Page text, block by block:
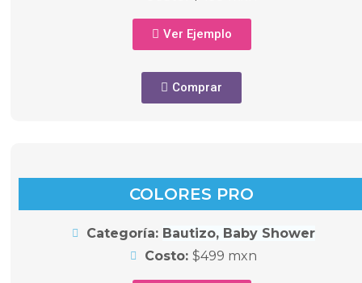
Ver Ejemplo
Comprar
COLORES PRO
Categoría: Bautizo, Baby Shower
Costo:$499 mxn